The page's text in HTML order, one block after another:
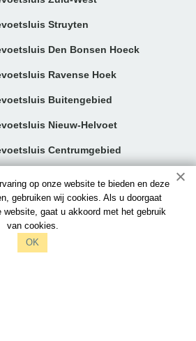
op onze website te bieden en deze
gebruiken wij cookies. Als u doorgaat
website, gaat u akkoord met het gebruik
van cookies.
OK
Struyten
Den Bonsen Hoeck
Ravense Hoek
Buitengebied
Nieuw-Helvoet
Centrumgebied